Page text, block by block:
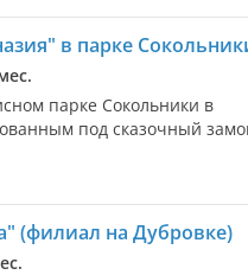
в парке
парке Сокольники в
под сказочный
(филиал на Дубровке)